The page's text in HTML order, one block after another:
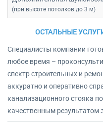
(при высоте потолков до 3 м)
ОСТАЛЬНЫЕ
Специалисты компании
любое время –
спектр строительных и
аккуратно и оперативно
канализационного стояка
качественным результатом